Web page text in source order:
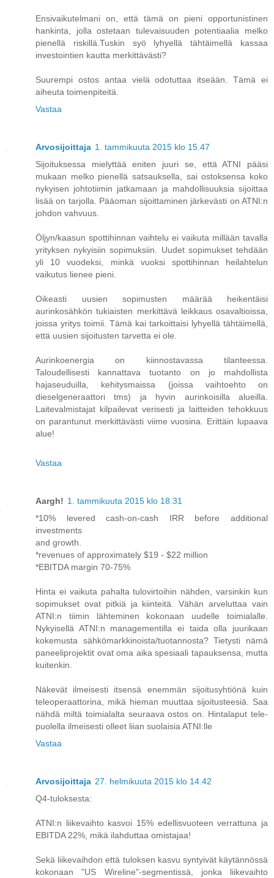
Ensivaikutelmani on, että tämä on pieni opportunistinen
hankinta, jolla ostetaan tulevaisuuden potentiaalia melko
pienellä riskillä.Tuskin syö lyhyellä tähtäimellä kassaa
investointien kautta merkittävästi?
Suurempi ostos antaa vielä odotuttaa itseään. Tämä ei
aiheuta toimenpiteitä.
Vastaa
Arvosijoittaja 1. tammikuuta 2015 klo 15.47
Sijoituksessa mielyttää eniten juuri se, että ATNI pääsi
mukaan melko pienellä satsauksella, sai ostoksensa koko
nykyisen johtotiimin jatkamaan ja mahdollisuuksia sijoittaa
lisää on tarjolla. Pääoman sijoittaminen järkevästi on ATNI:n
johdon vahvuus.
Öljyn/kaasun spottihinnan vaihtelu ei vaikuta millään tavalla
yrityksen nykyisiin sopimuksiin. Uudet sopimukset tehdään
yli 10 vuodeksi, minkä vuoksi spottihinnan heilahtelun
vaikutus lienee pieni.
Oikeasti uusien sopimusten määrää heikentäisi
aurinkosähkön tukiaisten merkittävä leikkaus osavaltioissa,
joissa yritys toimii. Tämä kai tarkoittaisi lyhyellä tähtäimellä,
että uusien sijoitusten tarvetta ei ole.
Aurinkoenergia on kiinnostavassa tilanteessa.
Taloudellisesti kannattava tuotanto on jo mahdollista
hajaseuduilla, kehitysmaissa (joissa vaihtoehto on
dieselgeneraattori tms) ja hyvin aurinkoisilla alueilla.
Laitevalmistajat kilpailevat verisesti ja laitteiden tehokkuus
on parantunut merkittävästi viime vuosina. Erittäin lupaava
alue!
Vastaa
Aargh! 1. tammikuuta 2015 klo 18.31
*10% levered cash-on-cash IRR before additional
investments
and growth.
*revenues of approximately $19 - $22 million
*EBITDA margin 70-75%
Hinta ei vaikuta pahalta tulovirtoihin nähden, varsinkin kun
sopimukset ovat pitkiä ja kiinteitä. Vähän arveluttaa vain
ATNI:n tiimin lähteminen kokonaan uudelle toimialalle.
Nykyisellä ATNI:n managementilla ei taida olla juurikaan
kokemusta sähkömarkkinoista/tuotannosta? Tietysti nämä
paneeliprojektit ovat oma aika spesiaali tapauksensa, mutta
kuitenkin.
Näkevät ilmeisesti itsensä enemmän sijoitusyhtiönä kuin
teleoperaattorina, mikä hieman muuttaa sijoitusteesiä. Saa
nähdä miltä toimialalta seuraava ostos on. Hintalaput tele-
puolella ilmeisesti olleet liian suolaisia ATNI:lle
Vastaa
Arvosijoittaja 27. helmikuuta 2015 klo 14.42
Q4-tuloksesta:
ATNI:n liikevaihto kasvoi 15% edellisvuoteen verrattuna ja
EBITDA 22%, mikä ilahduttaa omistajaa!
Sekä liikevaihdon että tuloksen kasvu syntyivät käytännössä
kokonaan "US Wireline"-segmentissä, jonka liikevaihto